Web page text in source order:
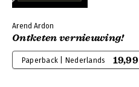
Arend Ardon
Ontketen vernieuwing!
Paperback | Nederlands 19,99